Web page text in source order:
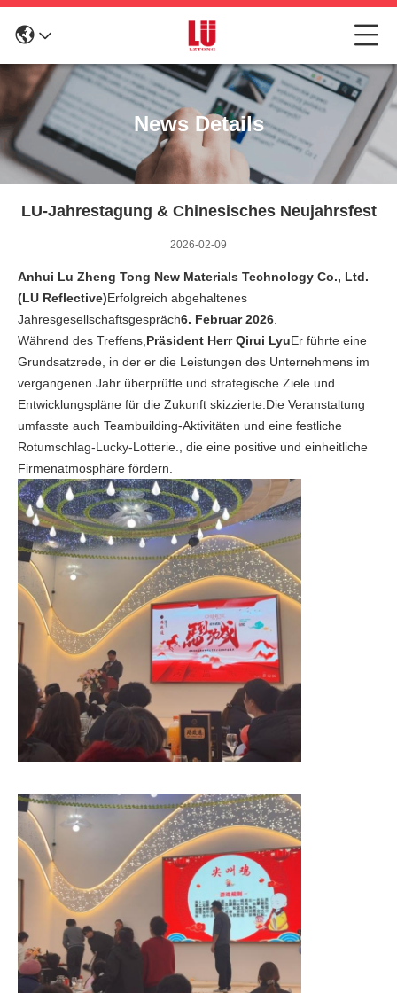
News Details
LU-Jahrestagung & Chinesisches Neujahrsfest
2026-02-09
Anhui Lu Zheng Tong New Materials Technology Co., Ltd.
(LU Reflective)Erfolgreich abgehaltenes
Jahresgesellschaftsgespräch6. Februar 2026
Während des Treffens, Präsident Herr Qirui LyuEr führte eine
Grundsatzrede, in der er die Leistungen des Unternehmens im
vergangenen Jahr überprüfte und strategische Ziele und
Entwicklungspläne für die Zukunft skizzierte.Die Veranstaltung
umfasste auch Teambuilding-Aktivitäten und eine festliche
Rotumschlag-Lucky-Lotterie., die eine positive und einheitliche
Firmenatmosphäre fördern.